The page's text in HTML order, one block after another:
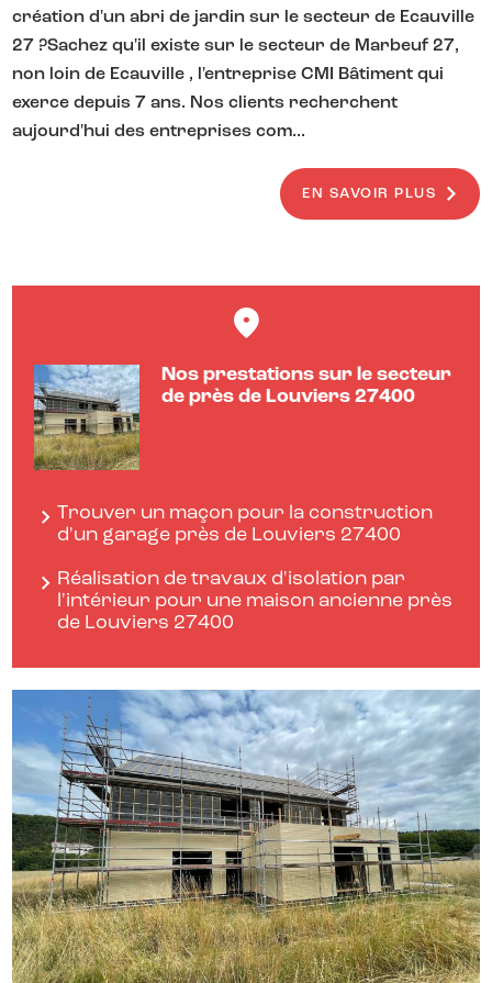
création d'un abri de jardin sur le secteur de Ecauville
27 ?Sachez qu'il existe sur le secteur de Marbeuf 27,
non loin de Ecauville , l'entreprise CMI Bâtiment qui
exerce depuis 7 ans. Nos clients recherchent
aujourd'hui des entreprises com...
EN SAVOIR PLUS
Nos prestations sur le secteur
de près de Louviers 27400
Trouver un maçon pour la construction
d'un garage près de Louviers 27400
Réalisation de travaux d'isolation par
l'intérieur pour une maison ancienne près
de Louviers 27400